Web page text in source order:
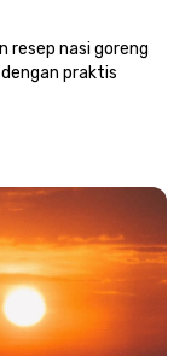
resep nasi goreng